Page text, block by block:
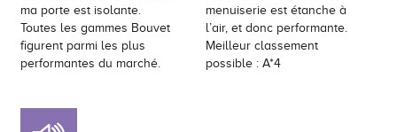
ma porte est isolante.
Toutes les gammes Bouvet
figurent parmi les plus
performantes du marché.
menuiserie est étanche à
l’air, et donc performante.
Meilleur classement
possible : A*4